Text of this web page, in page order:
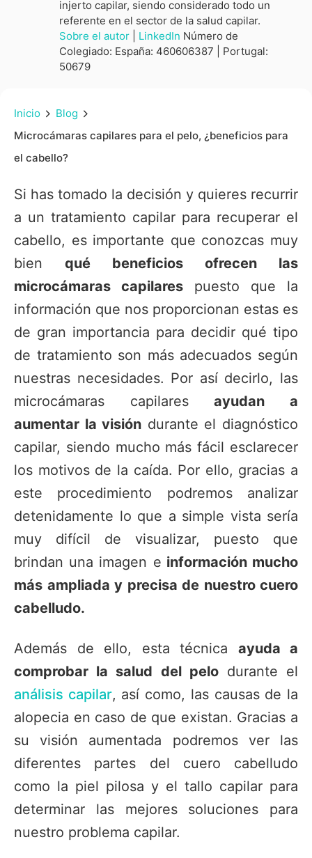
injerto capilar, siendo considerado todo un
referente en el sector de la salud capilar.
Sobre el autor
LinkedIn Número de
Colegiado: España: 460606387 | Portugal:
50679
Inicio
Blog
Microcámaras capilares para el pelo, ¿beneficios para
el cabello?
Si has tomado la decisión y quieres recurrir
a un tratamiento capilar para recuperar el
cabello, es importante que conozcas muy
bien qué beneficios ofrecen las
microcámaras capilares puesto que la
información que nos proporcionan estas es
de gran importancia para decidir qué tipo
de tratamiento son más adecuados según
nuestras necesidades. Por así decirlo, las
microcámaras capilaresayudan a
aumentar la visión durante el diagnóstico
capilar, siendo mucho más fácil esclarecer
los motivos de la caída. Por ello, gracias a
este procedimiento podremos analizar
detenidamente lo que a simple vista sería
muy difícil de visualizar, puesto que
brindan una imagen e información mucho
más ampliada y precisa de nuestro cuero
cabelludo.
Además de ello, esta técnica ayuda a
comprobar la salud del pelodurante el
análisis capilar, así como, las causas de la
alopecia en caso de que existan. Gracias a
su visión aumentada podremos ver las
diferentes partes del cuero cabelludo
como la piel pilosa y el tallo capilar para
determinar las mejores soluciones para
nuestro problema capilar.